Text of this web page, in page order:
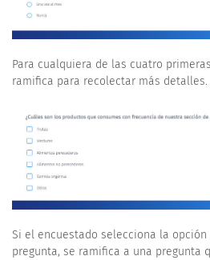
Para cualquiera de las cuatro
ramifica para recolectar más detalles.
Si el encuestado selecciona la
pregunta, se ramifica a una pregunta